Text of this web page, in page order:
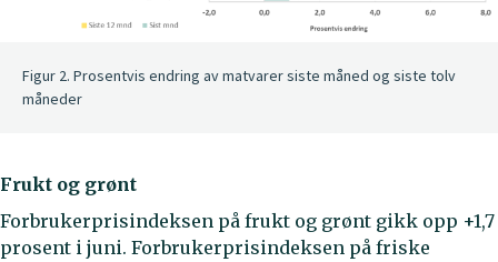
Figur 2. Prosentvis endring av matvarer siste måned og siste tolv
måneder
Frukt og grønt
Forbrukerprisindeksen på frukt og grønt gikk opp +1,7
prosent i juni. Forbrukerprisindeksen på friske